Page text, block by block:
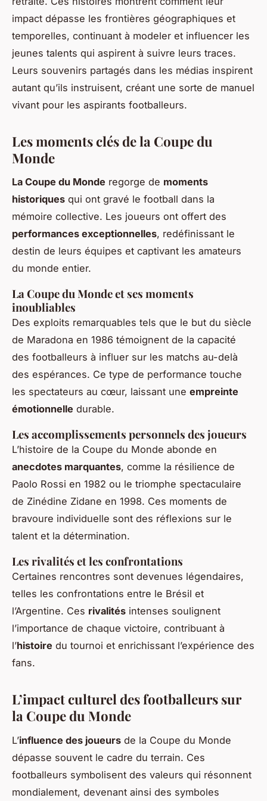
impact dépasse les frontières géographiques et
temporelles, continuant à modeler et influencer les
jeunes talents qui aspirent à suivre leurs traces.
Leurs souvenirs partagés dans les médias inspirent
autant qu’ils instruisent, créant une sorte de manuel
vivant pour les aspirants footballeurs.
Les moments clés de la Coupe du
Monde
La Coupe du Monde regorge de moments
historiques qui ont gravé le football dans la
mémoire collective. Les joueurs ont offert des
performances exceptionnelles, redéfinissant le
destin de leurs équipes et captivant les amateurs
du monde entier.
La Coupe du Monde et ses moments
inoubliables
Des exploits remarquables tels que le but du siècle
de Maradona en 1986 témoignent de la capacité
des footballeurs à influer sur les matchs au-delà
des espérances. Ce type de performance touche
les spectateurs au cœur, laissant une empreinte
émotionnelle durable.
Les accomplissements personnels des joueurs
L’histoire de la Coupe du Monde abonde en
anecdotes marquantes, comme la résilience de
Paolo Rossi en 1982 ou le triomphe spectaculaire
de Zinédine Zidane en 1998. Ces moments de
bravoure individuelle sont des réflexions sur le
talent et la détermination.
Les rivalités et les confrontations
Certaines rencontres sont devenues légendaires,
telles les confrontations entre le Brésil et
l’Argentine. Ces rivalités intenses soulignent
l’importance de chaque victoire, contribuant à
l’histoire du tournoi et enrichissant l’expérience des
fans.
L’impact culturel des footballeurs sur
la Coupe du Monde
L’influence des joueurs de la Coupe du Monde
dépasse souvent le cadre du terrain. Ces
footballeurs symbolisent des valeurs qui résonnent
mondialement, devenant ainsi des symboles